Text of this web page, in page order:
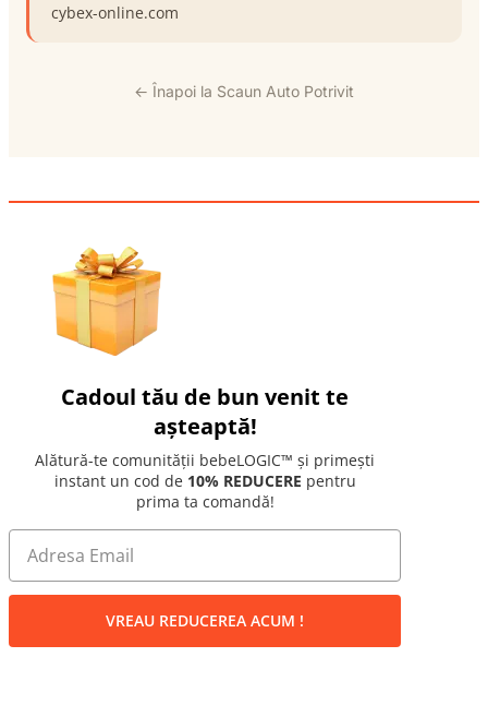
cybex-online.com
← Înapoi la Scaun Auto Potrivit
Cadoul tău de bun venit te
așteaptă!
Alătură-te comunității bebeLOGIC™ și primești
instant un cod de 10% REDUCERE pentru
prima ta comandă!
VREAU REDUCEREA ACUM !